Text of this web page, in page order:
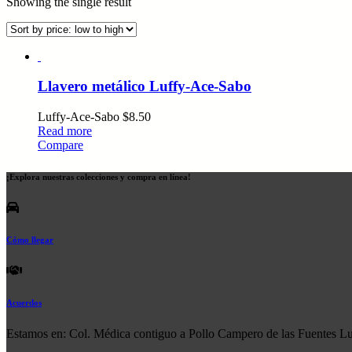
Llavero metálico Luffy-Ace-Sabo
Luffy-Ace-Sabo $8.50
Read more
Compare
¡Explora nuestras colecciones y compra en línea!
Cómo llegar
Acuerdos
Estamos en: Col. Médica contiguo a Pollo Campero de las Fuentes